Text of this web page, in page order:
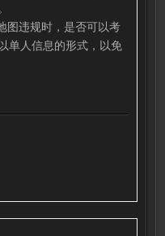
图违规时，是否可以考
单人信息的形式，以免